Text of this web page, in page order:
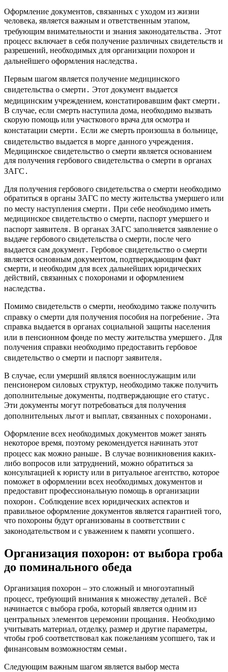
Оформление документов, связанных с уходом из жизни
человека, является важным и ответственным этапом,
требующим внимательности и знания законодательства․ Этот
процесс включает в себя получение различных свидетельств и
разрешений, необходимых для организации похорон и
дальнейшего оформления наследства․
Первым шагом является получение медицинского
свидетельства о смерти․ Этот документ выдается
медицинским учреждением, констатировавшим факт смерти․
В случае, если смерть наступила дома, необходимо вызвать
скорую помощь или участкового врача для осмотра и
констатации смерти․ Если же смерть произошла в больнице,
свидетельство выдается в морге данного учреждения․
Медицинское свидетельство о смерти является основанием
для получения гербового свидетельства о смерти в органах
ЗАГС․
Для получения гербового свидетельства о смерти необходимо
обратиться в органы ЗАГС по месту жительства умершего или
по месту наступления смерти․ При себе необходимо иметь
медицинское свидетельство о смерти, паспорт умершего и
паспорт заявителя․ В органах ЗАГС заполняется заявление о
выдаче гербового свидетельства о смерти, после чего
выдается сам документ․ Гербовое свидетельство о смерти
является основным документом, подтверждающим факт
смерти, и необходим для всех дальнейших юридических
действий, связанных с похоронами и оформлением
наследства․
Помимо свидетельств о смерти, необходимо также получить
справку о смерти для получения пособия на погребение․ Эта
справка выдается в органах социальной защиты населения
или в пенсионном фонде по месту жительства умершего․ Для
получения справки необходимо предоставить гербовое
свидетельство о смерти и паспорт заявителя․
В случае, если умерший являлся военнослужащим или
пенсионером силовых структур, необходимо также получить
дополнительные документы, подтверждающие его статус․
Эти документы могут потребоваться для получения
дополнительных льгот и выплат, связанных с похоронами․
Оформление всех необходимых документов может занять
некоторое время, поэтому рекомендуется начинать этот
процесс как можно раньше․ В случае возникновения каких-
либо вопросов или затруднений, можно обратиться за
консультацией к юристу или в ритуальное агентство, которое
поможет в оформлении всех необходимых документов и
предоставит профессиональную помощь в организации
похорон․ Соблюдение всех юридических аспектов и
правильное оформление документов является гарантией того,
что похороны будут организованы в соответствии с
законодательством и с уважением к памяти усопшего․
Организация похорон: от выбора гроба
до поминального обеда
Организация похорон – это сложный и многоэтапный
процесс, требующий внимания к множеству деталей․ Всё
начинается с выбора гроба, который является одним из
центральных элементов церемонии прощания․ Необходимо
учитывать материал, отделку, размер и другие параметры,
чтобы гроб соответствовал как пожеланиям усопшего, так и
финансовым возможностям семьи․
Следующим важным шагом является выбор места